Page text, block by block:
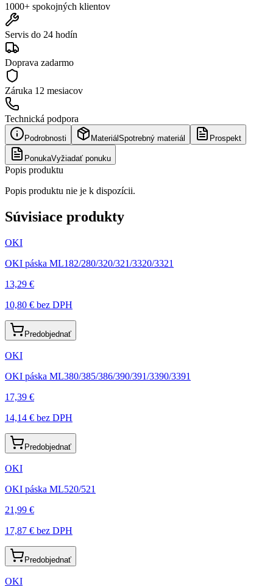
1000+ spokojných klientov
Servis do 24 hodín
Doprava zadarmo
Záruka 12 mesiacov
Technická podpora
Podrobnosti Materiál Spotrebný materiál Prospekt
PonukaVyžiadať ponuku
Popis produktu
Popis produktu nie je k dispozícii.
Súvisiace produkty
OKI
OKI páska ML182/280/320/321/3320/3321
13,29 €
10,80 € bez DPH
Predobjednať
OKI
OKI páska ML380/385/386/390/391/3390/3391
17,39 €
14,14 € bez DPH
Predobjednať
OKI
OKI páska ML520/521
21,99 €
17,87 € bez DPH
Predobjednať
OKI